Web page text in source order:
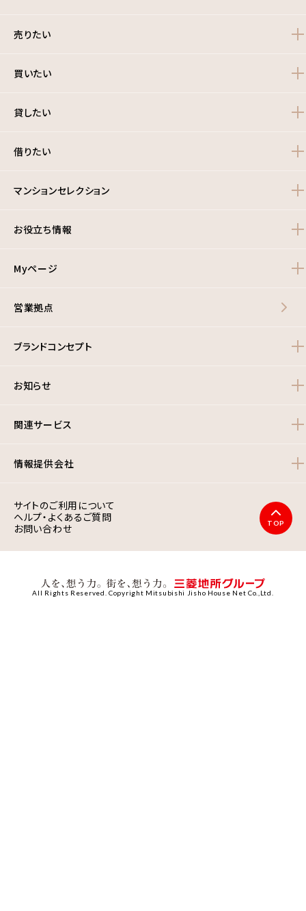
売りたい
買いたい
貸したい
借りたい
マンションセレクション
お役立ち情報
Myページ
営業拠点
ブランドコンセプト
お知らせ
関連サービス
情報提供会社
サイトのご利用について
ヘルプ・よくあるご質問
お問い合わせ
TOP
All Rights Reserved. Copyright Mitsubishi Jisho House Net Co.,Ltd.